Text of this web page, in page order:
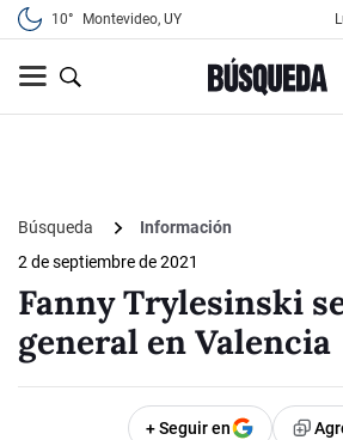
10° Montevideo, UY
Búsqueda
Información
2 de septiembre de 2021
Fanny Trylesinski
general en Valencia
+ Seguir en